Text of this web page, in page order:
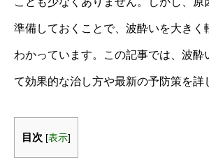
準備しておくことで、波酔いを大きく
わかっています。この記事では、波酔
て効果的な治し方や最新の予防策を詳
目次 [表示]